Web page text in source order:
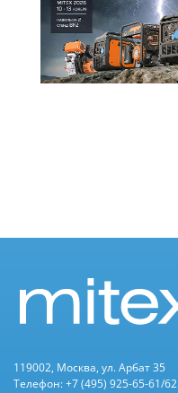
119002, Москва, ул. Арбат 35
Телефон: +7 (495) 925-65-61/62